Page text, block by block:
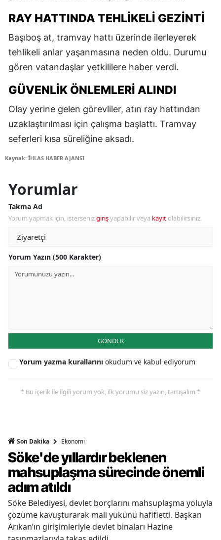
RAY HATTINDA TEHLIKELI GEZINTI
Başıboş at, tramvay hattı üzerinde ilerleyerek
tehlikeli anlar yaşanmasına neden oldu. Durumu
gören vatandaşlar yetkililere haber verdi.
GÜVENLIK ÖNLEMLERI ALINDI
Olay yerine gelen görevliler, atın ray hattından
uzaklaştırılması için çalışma başlattı. Tramvay
seferleri kısa süreliğine aksadı.
Kaynak: İHLAS HABER AJANSI
Yorumlar
Takma Ad
Yorum yapmak için, istersenizgirişyapabilir veya kayıt olabilirsiniz.
Yorum Yazın (500 Karakter)
GÖNDER
Yorum yazma kurallarını okudum ve kabul ediyorum
* Bu içerik ile ilgili yorum yok, ilk yorumu siz yazın, tartışalım *
Son Dakika Ekonomi
Söke'de yıllardır beklenen
mahsuplaşma sürecinde önemli
adım atıldı
Söke Belediyesi, devlet borçlarını mahsuplaşma yoluyla
çözüme kavuşturarak mali yükünü hafifletti. Başkan
Arıkan’ın girişimleriyle devlet binaları Hazine